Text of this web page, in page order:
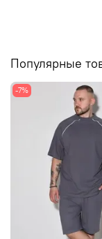
Популярные
-7%